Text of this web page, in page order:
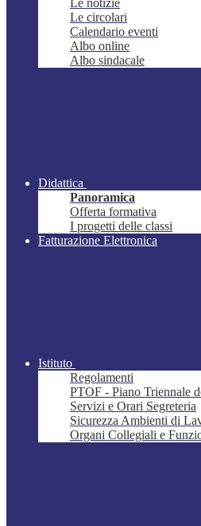
Le notizie
Le circolari
Calendario eventi
Albo online
Albo sindacale
Didattica
Panoramica
Offerta formativa
I progetti delle classi
Fatturazione Elettronica
Istituto
Regolamenti
PTOF - Piano Triennale
Servizi e Orari Segreteria
Sicurezza Ambienti di
Organi Collegiali e